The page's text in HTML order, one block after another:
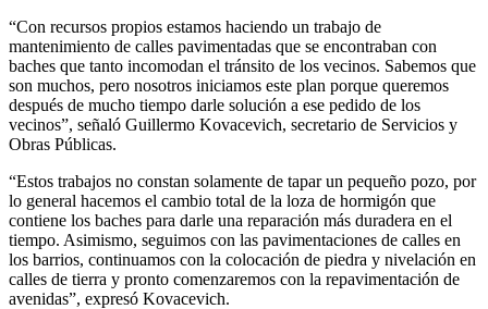
“Con recursos propios estamos haciendo un trabajo de
mantenimiento de calles pavimentadas que se encontraban con
baches que tanto incomodan el tránsito de los vecinos. Sabemos que
son muchos, pero nosotros iniciamos este plan porque queremos
después de mucho tiempo darle solución a ese pedido de los
vecinos”, señaló Guillermo Kovacevich, secretario de Servicios y
Obras Públicas.
“Estos trabajos no constan solamente de tapar un pequeño pozo, por
lo general hacemos el cambio total de la loza de hormigón que
contiene los baches para darle una reparación más duradera en el
tiempo. Asimismo, seguimos con las pavimentaciones de calles en
los barrios, continuamos con la colocación de piedra y nivelación en
calles de tierra y pronto comenzaremos con la repavimentación de
avenidas”, expresó Kovacevich.